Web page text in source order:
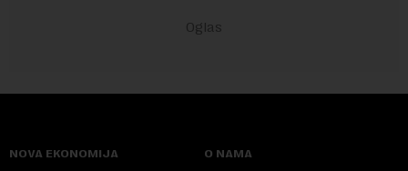
NOVA EKONOMIJA O NAMA